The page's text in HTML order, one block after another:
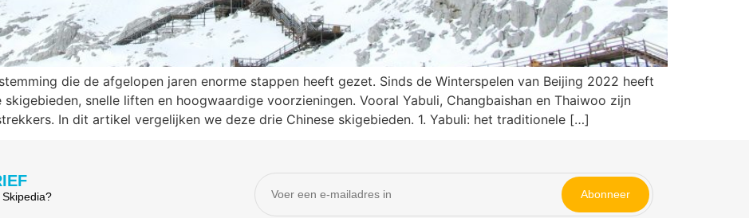
die de afgelopen jaren enorme stappen heeft gezet. Sinds de Winterspelen van Beijing 2022 heeft
snelle liften en hoogwaardige voorzieningen. Vooral Yabuli, Changbaishan en Thaiwoo zijn
In dit artikel vergelijken we deze drie Chinese skigebieden. 1. Yabuli: het traditionele […]
Abonneer